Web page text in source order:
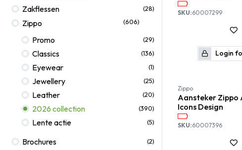
Zakflessen (28)
Zippo (606)
Promo (29)
Classics (136)
Eyewear (1)
Jewellery (25)
Leather (20)
2026 collection (390)
Lente actie (5)
Brochures (2)
SKU:60007299
Login
Zippo
Aansteker Zippo
Icons Design
SKU:60007396